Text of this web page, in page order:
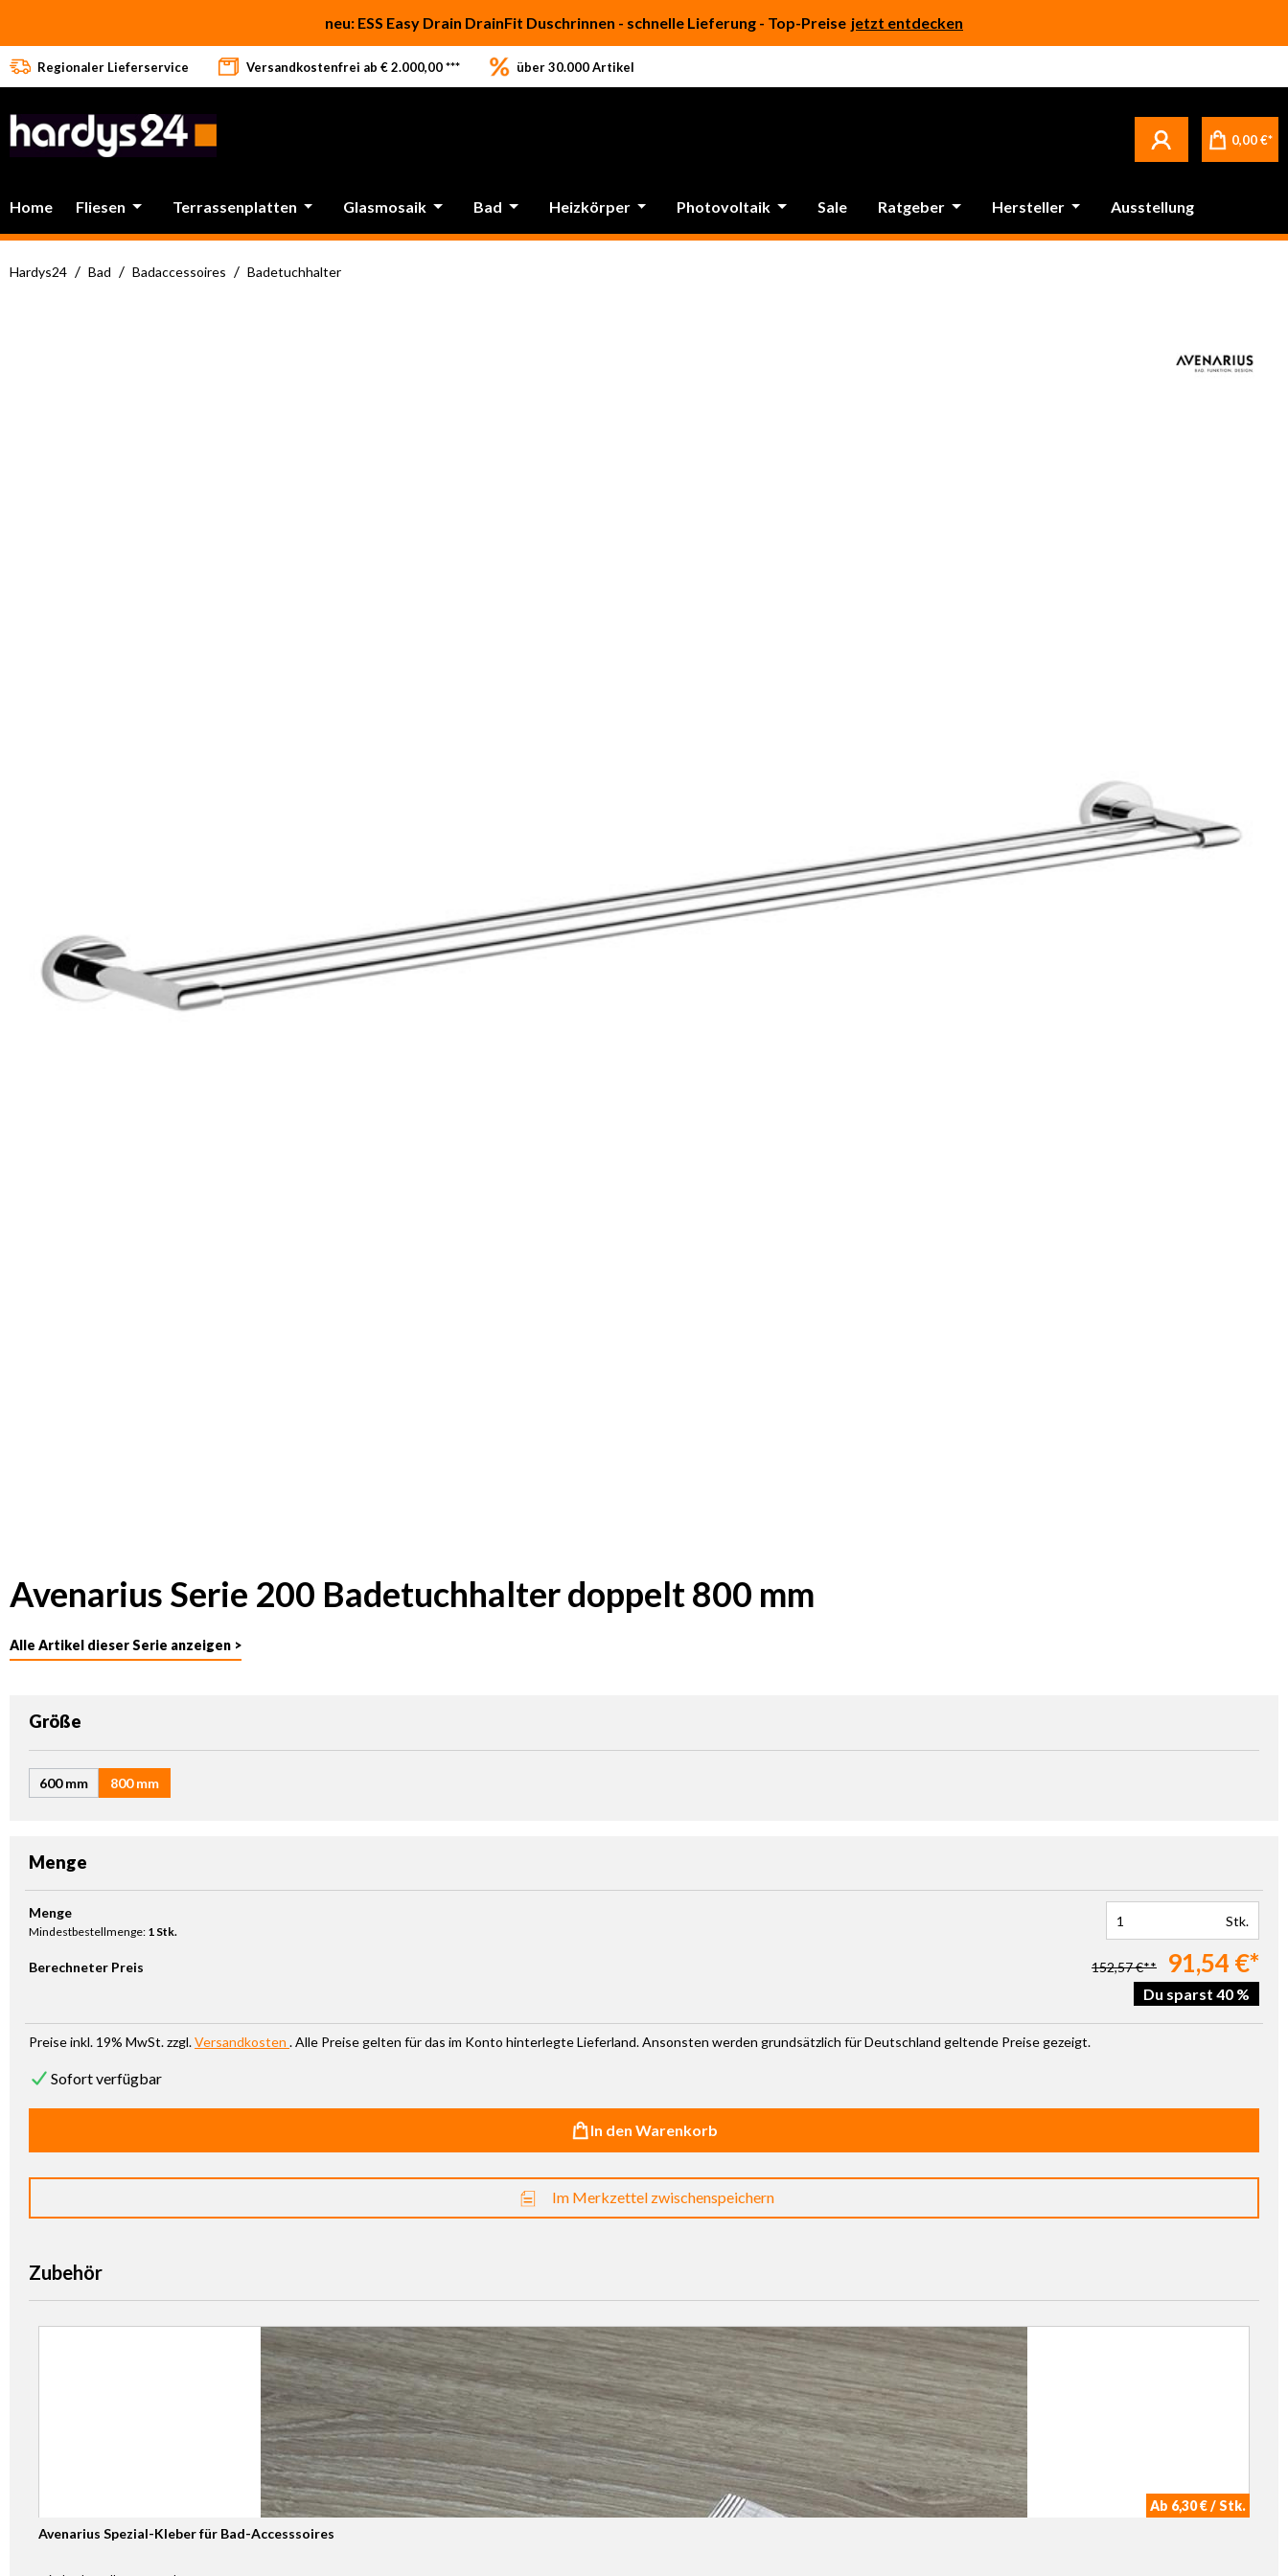
neu: ESS Easy Drain DrainFit Duschrinnen - schnelle Lieferung - Top-Preise jetzt entdecken
Regionaler Lieferservice Versandkostenfrei ab € 2.000,00 *** über 30.000 Artikel
0,00 €*
Home Fliesen Terrassenplatten Glasmosaik Bad Heizkörper Photovoltaik Sale Ratgeber Hersteller Ausstellung
Hardys24 / Bad / Badaccessoires / Badetuchhalter
Avenarius Serie 200 Badetuchhalter doppelt 800 mm
Alle Artikel dieser Serie anzeigen >
Größe
600 mm 800 mm
Menge
Produkt Anzahl: Gib den gewünschten Wert ein oder benutze die Schaltflächen um die Anzahl zu erhöhen oder zu reduzieren.
Menge
Mindestbestellmenge: 1 Stk.
Stk.
Berechneter Preis 152,57 €** 91,54 €*
Du sparst 40 %
Preise inkl. 19% MwSt. zzgl.Versandkosten . Alle Preise gelten für das im Konto hinterlegte Lieferland. Ansonsten werden grundsätzlich für Deutschland geltende Preise gezeigt.
Sofort verfügbar
In den Warenkorb
Im Merkzettel zwischenspeichern
Zubehör
Ab 6,30 € / Stk.
Avenarius Spezial-Kleber für Bad-Accesssoires